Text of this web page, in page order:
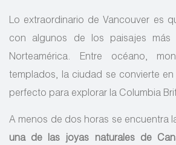
Lo extraordinario de Vancouver es
con algunos de los paisajes más
Norteamérica. Entre océano,
templados, la ciudad se convierte
perfecto para explorar la Columbia
A menos de dos horas se encuentra
una de las joyas naturales de